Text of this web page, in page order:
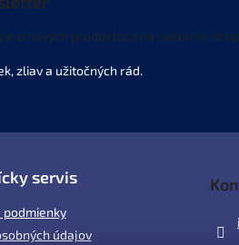
o nových produktoch na našom e-
servis
podmienky
údajov